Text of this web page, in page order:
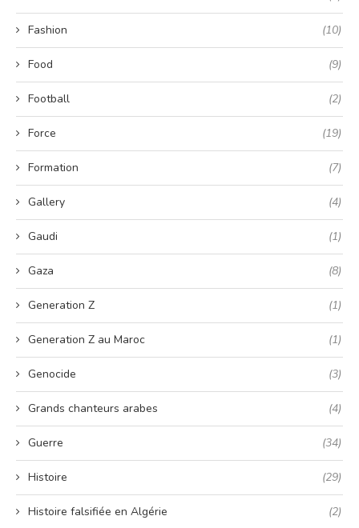
Fashion (10)
Food (9)
Football (2)
Force (19)
Formation (7)
Gallery (4)
Gaudi (1)
Gaza (8)
Generation Z (1)
Generation Z au Maroc (1)
Genocide (3)
Grands chanteurs arabes (4)
Guerre (34)
Histoire (29)
Histoire falsifiée en Algérie (2)